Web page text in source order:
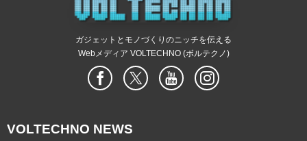
ガジェットとモノづくりのニッチを伝える
Webメディア VOLTECHNO (ボルテクノ)
VOLTECHNO NEWS